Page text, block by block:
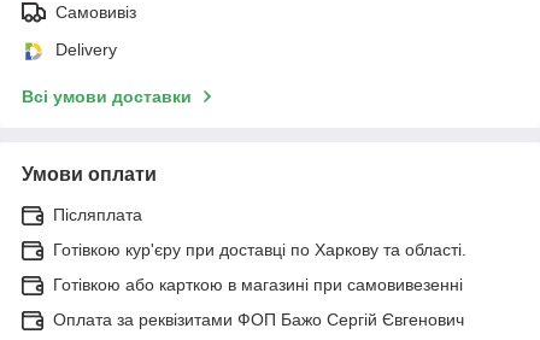
Самовивіз
Delivery
Всі умови доставки
Умови оплати
Післяплата
Готівкою кур'єру при доставці по Харкову та області.
Готівкою або карткою в магазині при самовивезенні
Оплата за реквізитами ФОП Бажо Сергій Євгенович